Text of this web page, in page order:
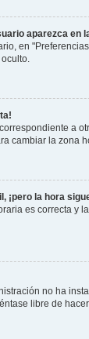
aparezca en
en
a
cambiar la zona
¡pero la hora
es correcta y
no ha
libre de